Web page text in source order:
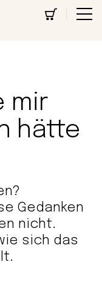
mir
hätte
Gedanken
nicht.
sich das